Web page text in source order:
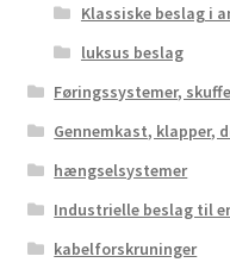
Klassiske beslag i
luksus beslag
Føringssystemer,
Gennemkast, klapper,
hængselsystemer
Industrielle beslag til
kabelforskruninger